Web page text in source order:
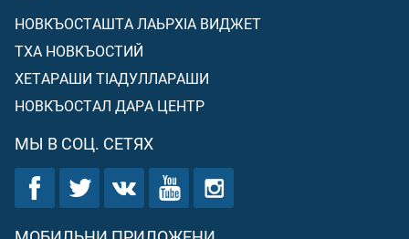
НОВКЪОСТАШТА ЛАЬРХIА ВИДЖЕТ
ТХА НОВКЪОСТИЙ
ХЕТАРАШИ ТIАДУЛЛАРАШИ
НОВКЪОСТАЛ ДАРА ЦЕНТР
МЫ В СОЦ. СЕТЯХ